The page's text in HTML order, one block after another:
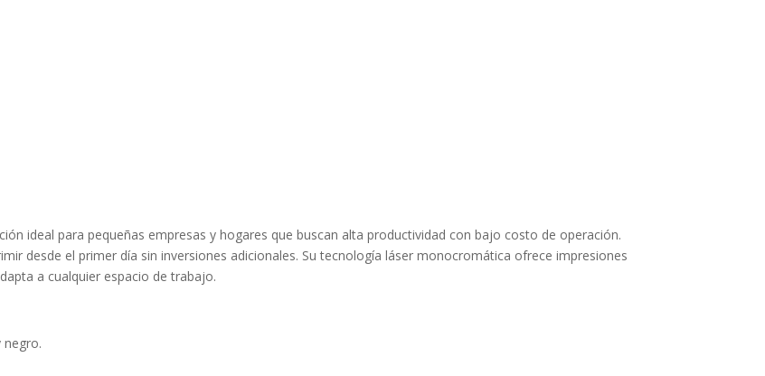
ideal para pequeñas empresas y hogares que buscan alta productividad con bajo costo de operación.
desde el primer día sin inversiones adicionales. Su tecnología láser monocromática ofrece impresiones
a cualquier espacio de trabajo.